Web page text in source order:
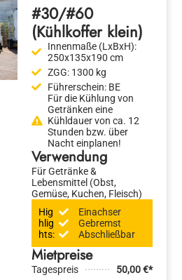
#30/#60
(Kühlkoffer klein)
Innenmaße (LxBxH):
250x135x190 cm
ZGG:1300 kg
Führerschein:BE
Für die Kühlung von
Getränken eine
Kühldauer von ca. 12
Stunden bzw. über
Nacht einplanen!
Verwendung
Für Getränke &
Lebensmittel (Obst,
Gemüse, Kuchen, Fleisch)
Hig
hlig
hts:
Einachser
Gebremst
Abschließbar
Mietpreise
Tagespreis
50,00 €*